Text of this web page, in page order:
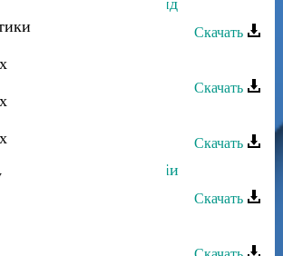
- Балхарский Давид
Скачать
- Зульфия
Скачать
Скачать
- Жуба кiиягу тiутiи
Скачать
вперед - Я вернулся